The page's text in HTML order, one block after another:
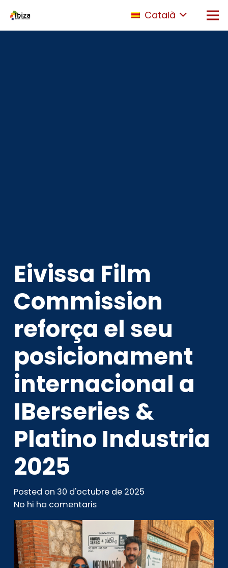
Català
Eivissa Film
Commission
reforça el seu
posicionament
internacional a
IBerseries &
Platino Industria
2025
Posted on 30 d'octubre de 2025
No hi ha comentaris